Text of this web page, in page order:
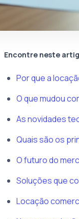
Encontre neste
Por que a
O que mudou
As novidades
Quais são os
O futuro do
Soluções que
Locação